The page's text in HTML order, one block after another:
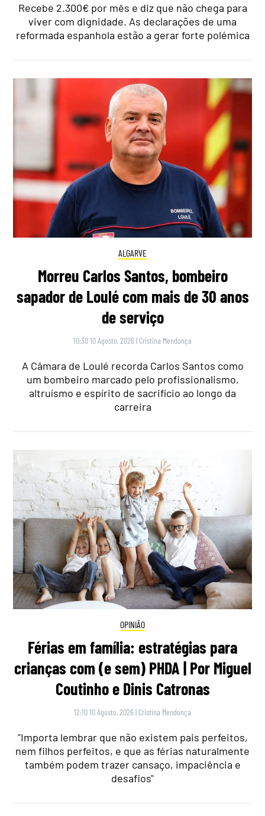
Recebe 2.300€ por mês e diz que não chega para
viver com dignidade. As declarações de uma
reformada espanhola estão a gerar forte polémica
ALGARVE
Morreu Carlos Santos, bombeiro
sapador de Loulé com mais de 30 anos
de serviço
10:30 10 Agosto, 2026 | Cristina Mendonça
A Câmara de Loulé recorda Carlos Santos como
um bombeiro marcado pelo profissionalismo,
altruísmo e espírito de sacrifício ao longo da
carreira
OPINIÃO
Férias em família: estratégias para
crianças com (e sem) PHDA | Por Miguel
Coutinho e Dinis Catronas
12:10 10 Agosto, 2026 | Cristina Mendonça
"Importa lembrar que não existem pais perfeitos,
nem filhos perfeitos, e que as férias naturalmente
também podem trazer cansaço, impaciência e
desafios"